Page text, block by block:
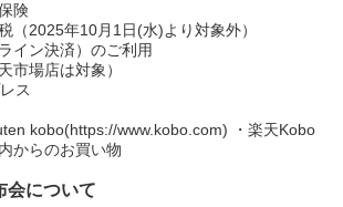
険
（2025年10月1日(水)より対象外）
イン決済）のご利用
市場店は対象）
ス
kobo(https://www.kobo.com) ・楽天Kobo
からのお買い物
会について